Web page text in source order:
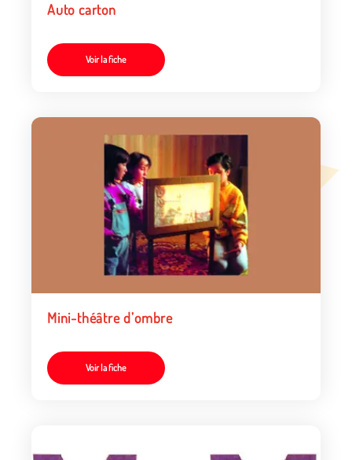
Auto carton
Voir la fiche
Mini-théâtre d’ombre
Voir la fiche